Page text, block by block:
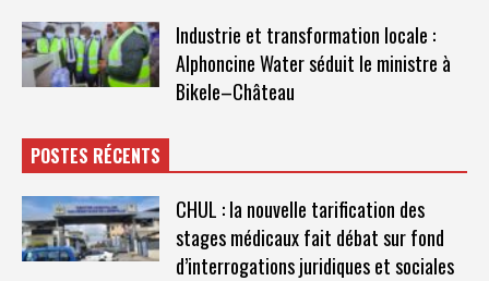
Industrie et transformation locale :
Alphoncine Water séduit le ministre à
Bikele–Château
POSTES RÉCENTS
CHUL : la nouvelle tarification des
stages médicaux fait débat sur fond
d’interrogations juridiques et sociales